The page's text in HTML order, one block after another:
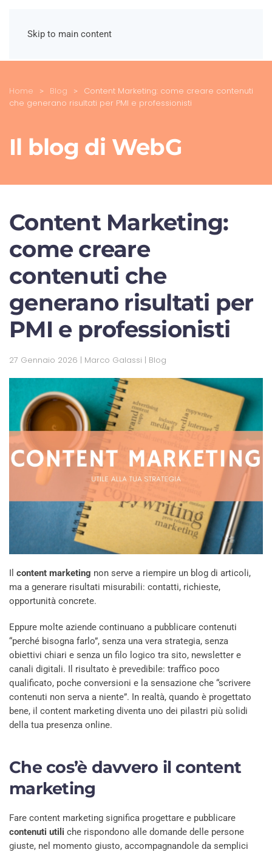
Skip to main content
Home Blog
Content Marketing: come creare contenuti
che generano risultati per PMI e professionisti
Il blog di WebG
Content Marketing:
come creare
contenuti che
generano risultati per
PMI e professionisti
27 Gennaio 2026 | Marco Galassi | Blog
Il content marketing non serve a riempire un blog di articoli,
ma a generare risultati misurabili: contatti, richieste,
opportunità concrete.
Eppure molte aziende continuano a pubblicare contenuti
“perché bisogna farlo”, senza una vera strategia, senza
obiettivi chiari e senza un filo logico tra sito, newsletter e
canali digitali. Il risultato è prevedibile: traffico poco
qualificato, poche conversioni e la sensazione che “scrivere
contenuti non serva a niente”. In realtà, quando è progettato
bene, il content marketing diventa uno dei pilastri più solidi
della tua presenza online.
Che cos’è davvero il content
marketing
Fare content marketing significa progettare e pubblicare
contenuti utili che rispondono alle domande delle persone
giuste, nel momento giusto, accompagnandole da semplici